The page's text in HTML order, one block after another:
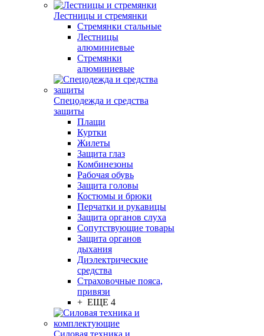
Лестницы и стремянки
Стремянки стальные
Лестницы
алюминиевые
Стремянки
алюминиевые
Спецодежда и средства
защиты
Плащи
Куртки
Жилеты
Защита глаз
Комбинезоны
Рабочая обувь
Защита головы
Костюмы и брюки
Перчатки и рукавицы
Защита органов слуха
Сопутствующие товары
Защита органов
дыхания
Диэлектрические
средства
Страховочные пояса,
привязи
+ ЕЩЕ 4
Силовая техника и